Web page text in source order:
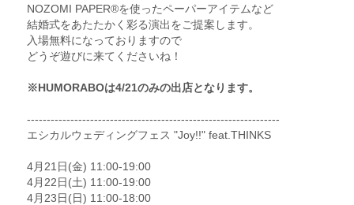
NOZOMI PAPER®︎を使ったペーパーアイテムなど
結婚式をあたたかく彩る演出をご提案します。
入場無料になっておりますので
どうぞ遊びに来てくださいね！
※HUMORABOは4/21のみの出店となります。
----------------------------------------------------------------
エシカルウェディングフェス "Joy!!" feat.THINKS
4月21日(金) 11:00-19:00
4月22日(土) 11:00-19:00
4月23日(日) 11:00-18:00